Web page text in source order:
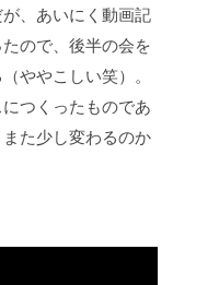
、あいにく動画記
ので、後半の会を
ややこしい笑）。
つくったものであ
た少し変わるのか